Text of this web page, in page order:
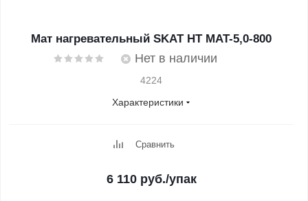
Мат нагревательный SKAT HT MAT-5,0-800
Нет в наличии
4224
Характеристики
Сравнить
6 110 руб./упак